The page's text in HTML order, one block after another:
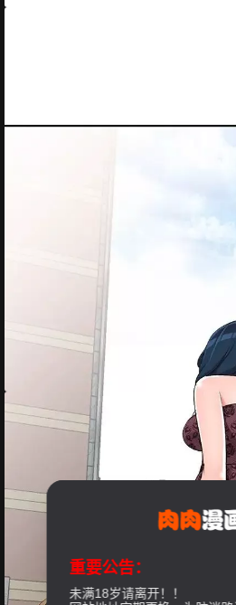
重要公告：
未满18岁请离开！！